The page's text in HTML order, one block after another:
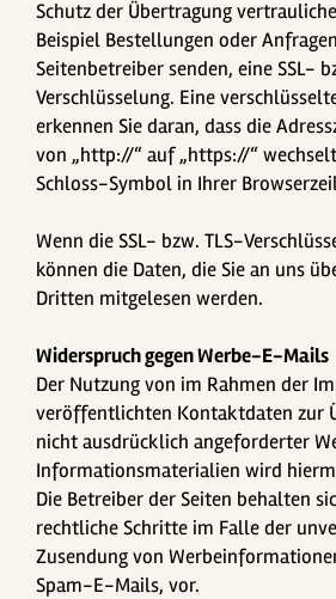
Schutz der Übertragung
Beispiel Bestellungen oder
Seitenbetreiber senden, eine SSL-
Verschlüsselung. Eine
erkennen Sie daran, dass die
von „http://“ auf „https://“
Schloss-Symbol in Ihrer
Wenn die SSL- bzw. TLS-
können die Daten, die Sie an uns
Dritten mitgelesen werden.
Widerspruch gegen Werbe-E-Mails
Der Nutzung von im Rahmen der
veröffentlichten Kontaktdaten zur
nicht ausdrücklich angeforderter
Informationsmaterialien wird
Die Betreiber der Seiten behalten
rechtliche Schritte im Falle der
Zusendung von
Spam-E-Mails, vor.